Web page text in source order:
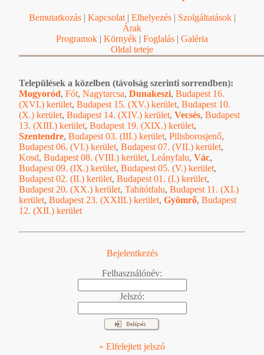
Bemutatkozás| Kapcsolat| Elhelyezés| Szolgáltatások|
Árak
Programok | Környék | Foglalás | Galéria
Oldal teteje
Települések a közelben (távolság szerinti sorrendben):
Mogyoród, Fót, Nagytarcsa, Dunakeszi, Budapest 16.
(XVI.) kerület, Budapest 15. (XV.) kerület, Budapest 10.
(X.) kerület, Budapest 14. (XIV.) kerület, Vecsés, Budapest
13. (XIII.) kerület, Budapest 19. (XIX.) kerület,
Szentendre, Budapest 03. (III.) kerület, Pilisborosjenő,
Budapest 06. (VI.) kerület, Budapest 07. (VII.) kerület,
Kosd, Budapest 08. (VIII.) kerület, Leányfalu, Vác,
Budapest 09. (IX.) kerület, Budapest 05. (V.) kerület,
Budapest 02. (II.) kerület, Budapest 01. (I.) kerület,
Budapest 20. (XX.) kerület, Tahitótfalu, Budapest 11. (XI.)
kerület, Budapest 23. (XXIII.) kerület, Gyömrő, Budapest
12. (XII.) kerület
Bejelentkezés
Felhasználónév:
Jelszó:
» Elfelejtett jelszó